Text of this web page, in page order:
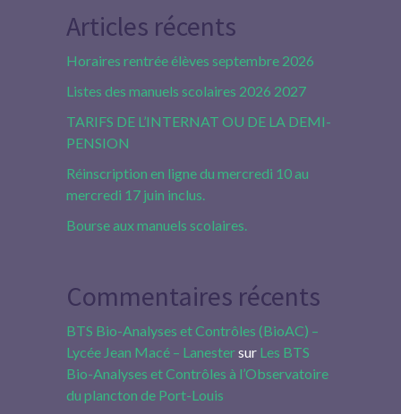
Articles récents
Horaires rentrée élèves septembre 2026
Listes des manuels scolaires 2026 2027
TARIFS DE L’INTERNAT OU DE LA DEMI-
PENSION
Réinscription en ligne du mercredi 10 au
mercredi 17 juin inclus.
Bourse aux manuels scolaires.
Commentaires récents
BTS Bio-Analyses et Contrôles (BioAC) –
Lycée Jean Macé – Lanestersur Les BTS
Bio-Analyses et Contrôles à l’Observatoire
du plancton de Port-Louis